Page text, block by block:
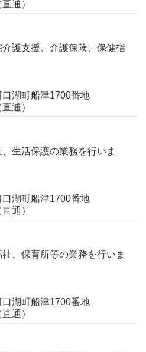
通）
護支援、介護保険、保健指
湖町船津1700番地
通）
生活保護の業務を行いま
湖町船津1700番地
通）
、保育所等の業務を行いま
湖町船津1700番地
通）